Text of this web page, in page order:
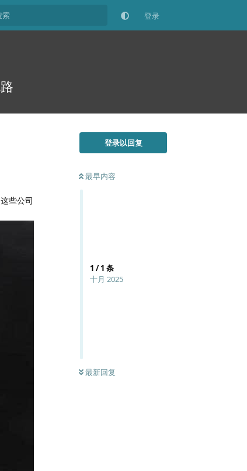
登录
登录以回复
最早内容
1 /1 条
十月 2025
最新回复
些公司